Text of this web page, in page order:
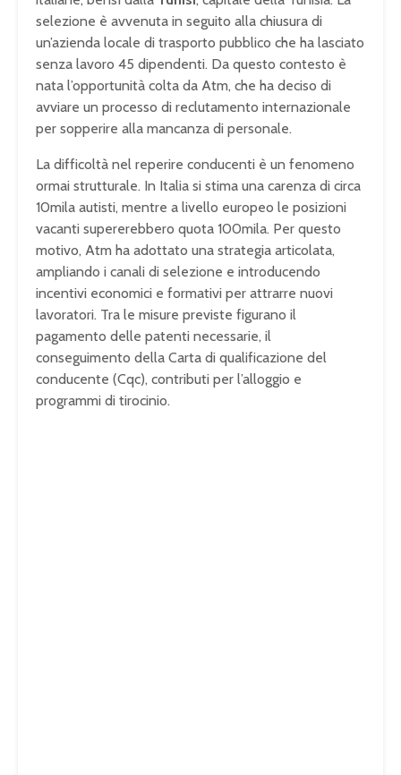
selezione è avvenuta in seguito alla chiusura di
un’azienda locale di trasporto pubblico che ha lasciato
senza lavoro 45 dipendenti. Da questo contesto è
nata l’opportunità colta da Atm, che ha deciso di
avviare un processo di reclutamento internazionale
per sopperire alla mancanza di personale.
La difficoltà nel reperire conducenti è un fenomeno
ormai strutturale. In Italia si stima una carenza di circa
10mila autisti, mentre a livello europeo le posizioni
vacanti supererebbero quota 100mila. Per questo
motivo, Atm ha adottato una strategia articolata,
ampliando i canali di selezione e introducendo
incentivi economici e formativi per attrarre nuovi
lavoratori. Tra le misure previste figurano il
pagamento delle patenti necessarie, il
conseguimento della Carta di qualificazione del
conducente (Cqc), contributi per l’alloggio e
programmi di tirocinio.